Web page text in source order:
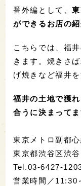
番外編として、
ができるお店の紹
こちらでは、福
きます。焼きさ
げ焼きなど福井
福井の土地で獲
合うに決まってま
東京メトロ副都
東京都渋谷区渋
Tel.03-6427-
営業時間／11:30